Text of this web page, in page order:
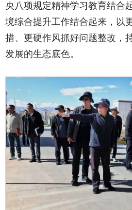
央八项规定精神学习教育结合
境综合提升工作结合起来，以
措、更硬作风抓好问题整改，
发展的生态底色。